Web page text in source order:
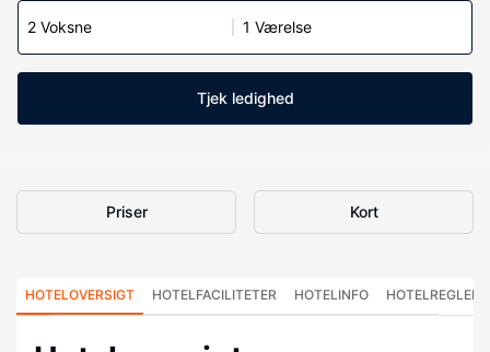
2 Voksne 1 Værelse
Tjek ledighed
Priser Kort
HOTELOVERSIGT HOTELFACILITETER HOTELINFO HOTELREGLER